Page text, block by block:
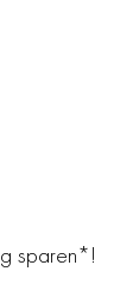
sparen*!